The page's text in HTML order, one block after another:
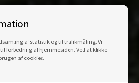
af statistik og til trafikmåling. Vi
forbedring af hjemmesiden. Ved at klikke
af cookies.